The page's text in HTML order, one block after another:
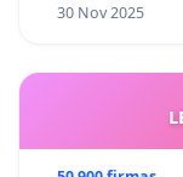
30 Nov 2025